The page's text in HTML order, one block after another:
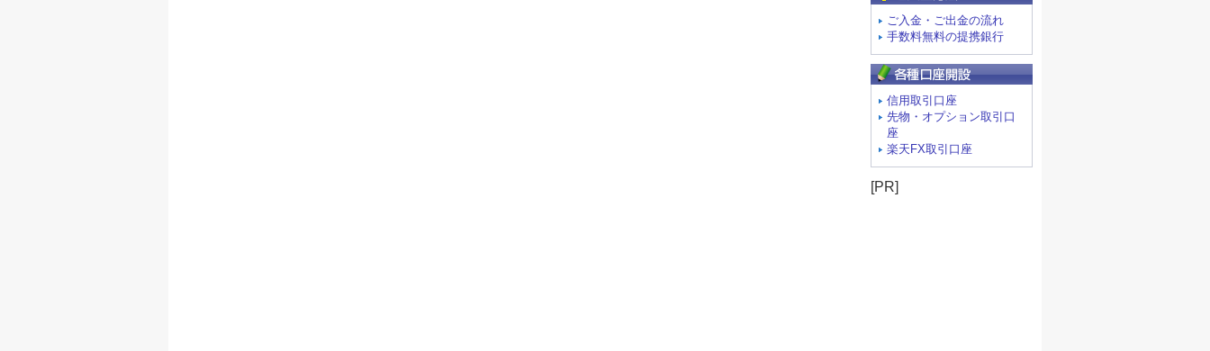
ご入金・ご出金の流れ
手数料無料の提携銀行
信用取引口座
先物・オプション取引口
座
楽天FX取引口座
[PR]